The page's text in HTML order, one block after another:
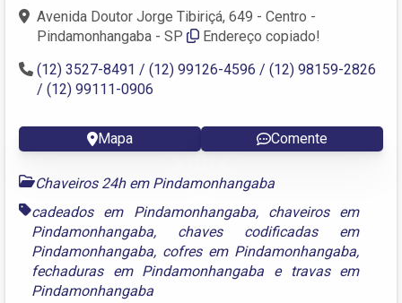
Avenida Doutor Jorge Tibiriçá, 649 - Centro -
Pindamonhangaba - SP
Endereço copiado!
(12) 3527-8491 / (12) 99126-4596 / (12) 98159-2826
/ (12) 99111-0906
Mapa Comente
Chaveiros 24h em Pindamonhangaba
cadeados em Pindamonhangaba, chaveiros em
Pindamonhangaba, chaves codificadas em
Pindamonhangaba, cofres em Pindamonhangaba,
fechaduras em Pindamonhangaba e travas em
Pindamonhangaba